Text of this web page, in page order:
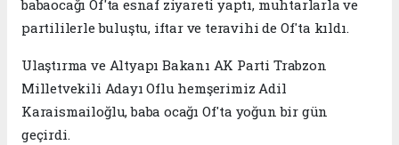
babaocağı Of'ta esnaf ziyareti yaptı, muhtarlarla ve
partililerle buluştu, iftar ve teravihi de Of'ta kıldı.
Ulaştırma ve Altyapı Bakanı AK Parti Trabzon
Milletvekili Adayı Oflu hemşerimiz Adil
Karaismailoğlu, baba ocağı Of'ta yoğun bir gün
geçirdi.